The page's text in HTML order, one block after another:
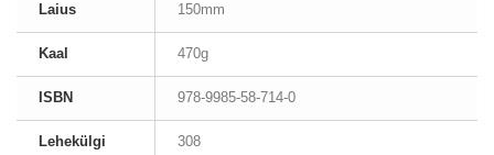
Laius 150mm
Kaal 470g
ISBN 978-9985-58-714-0
Lehekülgi 308